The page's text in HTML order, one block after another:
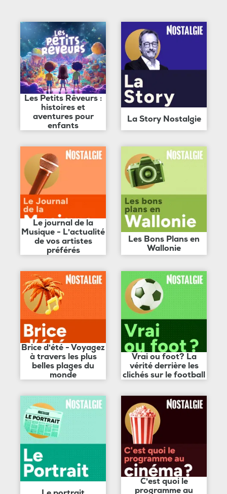
Les Petits Rêveurs :
histoires et
aventures pour
enfants
La Story Nostalgie
Le journal de la
Musique - L'actualité
de vos artistes
préférés
Les Bons Plans en
Wallonie
Brice d'été - Voyagez
à travers les plus
belles plages du
monde
Vrai ou foot? La
vérité derrière les
clichés sur le football
C'est quoi le
programme au